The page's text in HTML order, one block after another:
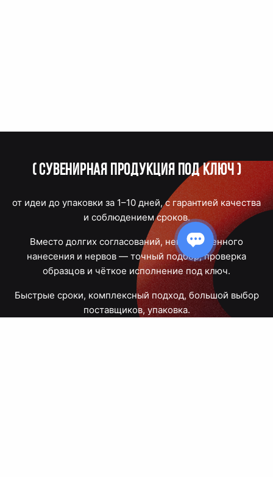
(Сувенирная продукция под ключ)
от идеи до упаковки за 1–10 дней, с гарантией качества
и соблюдением сроков.
Вместо долгих согласований, некачественного
нанесения и нервов — точный подбор, проверка
образцов и чёткое исполнение под ключ.
Быстрые сроки, комплексный подход, большой выбор
поставщиков, упаковка.